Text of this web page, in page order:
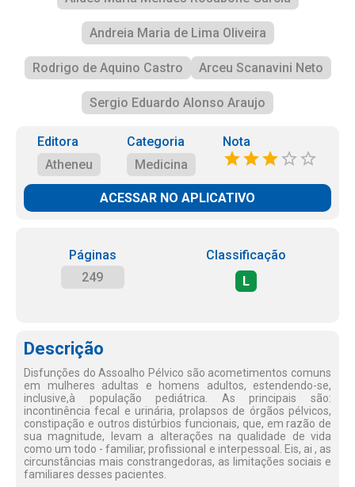
Andreia Maria de Lima Oliveira
Rodrigo de Aquino Castro Arceu Scanavini Neto
Sergio Eduardo Alonso Araujo
Editora
Atheneu
Categoria
Medicina
Nota
ACESSAR NO APLICATIVO
Páginas
249
Classificação
L
Descrição
Disfunções do Assoalho Pélvico são acometimentos comuns
em mulheres adultas e homens adultos, estendendo-se,
inclusive,à população pediátrica. As principais são:
incontinência fecal e urinária, prolapsos de órgãos pélvicos,
constipação e outros distúrbios funcionais, que, em razão de
sua magnitude, levam a alterações na qualidade de vida
como um todo - familiar, profissional e interpessoal. Eis, ai , as
circunstâncias mais constrangedoras, as limitações sociais e
familiares desses pacientes.